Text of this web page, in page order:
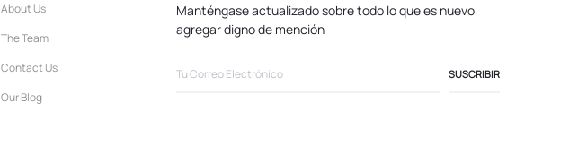
About Us
The Team
Contact Us
Our Blog
Manténgase actualizado sobre todo lo que es nuevo
agregar digno de mención